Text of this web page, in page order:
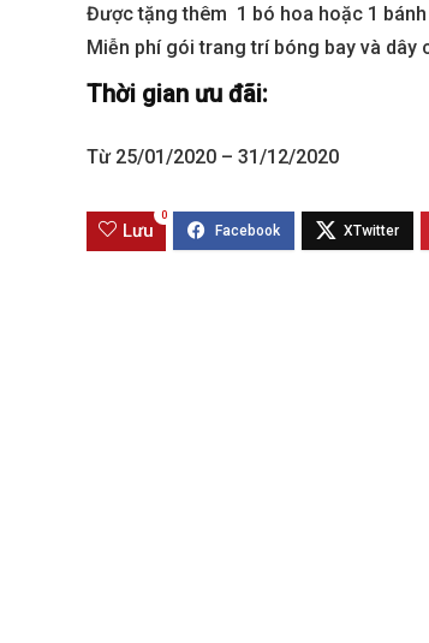
Được tặng thêm 1 bó hoa hoặc 1
Miễn phí gói trang trí bóng bay và dây
Thời gian ưu đãi:
Từ 25/01/2020 – 31/12/2020
Lưu
0